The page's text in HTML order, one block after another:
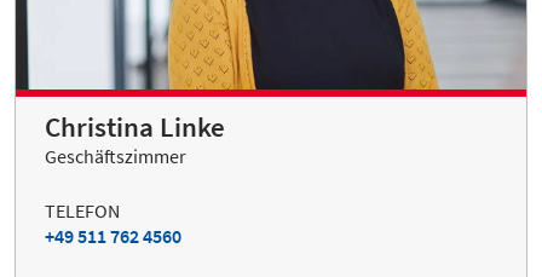
Christina Linke
Geschäftszimmer
TELEFON
+49 511 762 4560